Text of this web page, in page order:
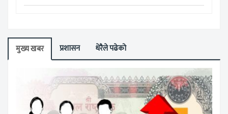
मुख्य खबर प्रशासन धेरैले पढेको